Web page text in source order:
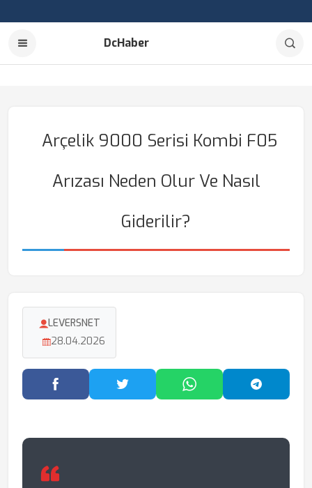
DcHaber
Arçelik 9000 Serisi Kombi F05
Arızası Neden Olur Ve Nasıl
Giderilir?
LEVERSNET
28.04.2026
Facebook'ta PaylaşTwitter'da PaylaşWhatsApp'ta Paylaş